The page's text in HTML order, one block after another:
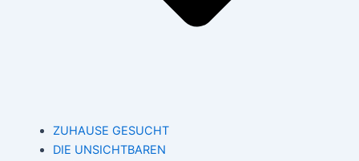
ZUHAUSE GESUCHT
DIE UNSICHTBAREN